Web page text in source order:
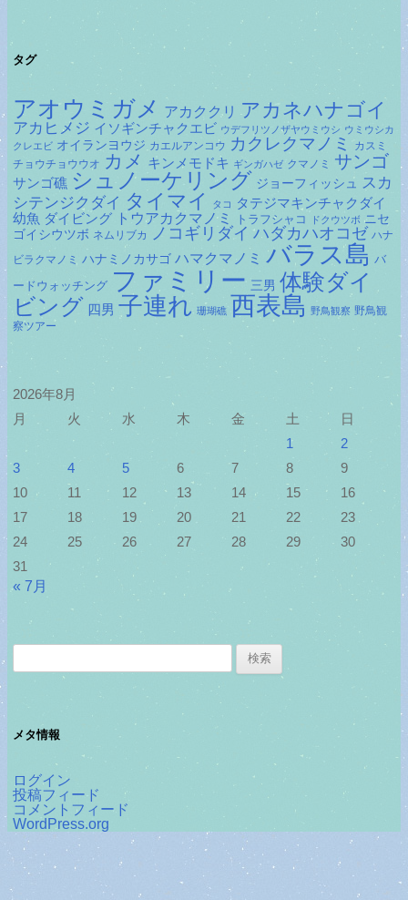
カ
イ
タグ
アオウミガメ アカククリ アカネハナゴイ
アカヒメジ イソギンチャクエビ ウデフリツノザヤウミウシ ウミウシカ
クレエビ オイランヨウジ カエルアンコウ カクレクマノミ
カスミ
チョウチョウウオ カメ キンメモドキ ギンガハゼ クマノミ サンゴ
サンゴ礁 シュノーケリング ジョーフィッシュ スカ
シテンジクダイ タイマイ タコ
タテジマキンチャクダイ
幼魚 ダイビング トウアカクマノミ トラフシャコ ドクウツボ ニセ
ゴイシウツボ ネムリブカ ノコギリダイ ハダカハオコゼ ハナ
ビラクマノミ ハナミノカサゴ ハマクマノミ バラス島 バ
ードウォッチング ファミリー 三男 体験ダイ
ビング 四男 子連れ 珊瑚礁 西表島 野鳥観察 野鳥観
察ツアー
2026年8月
月
火 水 木 金 土
日
1
2
3
4 5 6 7 8
9
10
11 12 13 14 15
16
17
18 19 20 21 22
23
24
25 26 27 28 29
30
31
« 7月
メタ情報
ログイン
投稿フィード
コメントフィード
WordPress.org